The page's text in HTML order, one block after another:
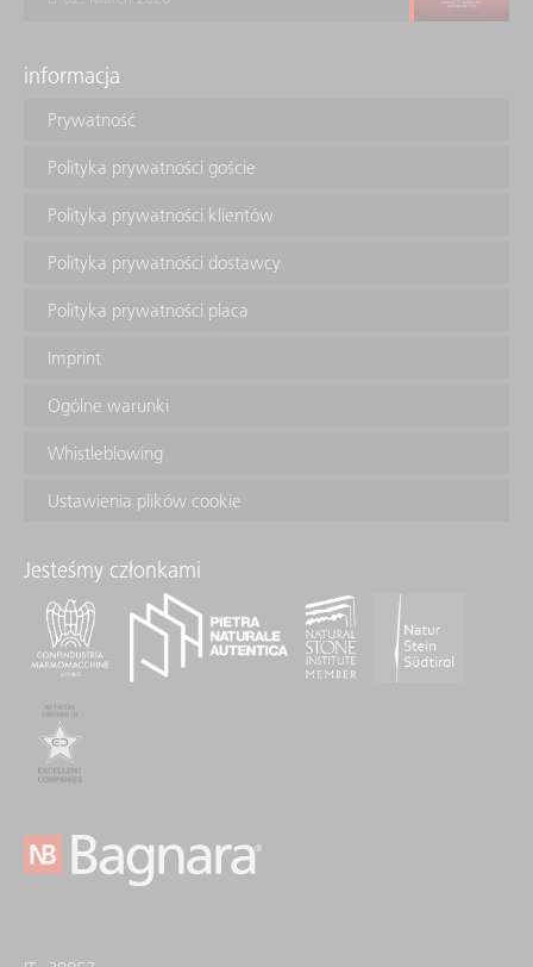
informacja
Prywatność
Polityka prywatności goście
Polityka prywatności klientów
Polityka prywatności dostawcy
Polityka prywatności placa
Imprint
Ogólne warunki
Whistleblowing
Ustawienia plików cookie
Jesteśmy członkami